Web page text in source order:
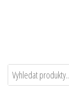
Vidím tě !